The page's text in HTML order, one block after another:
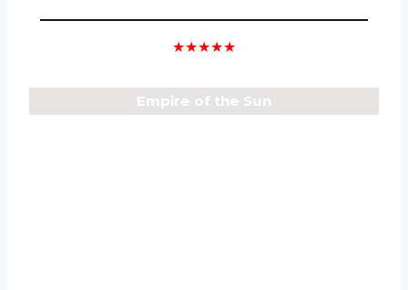
★★★★★
Empire of the Sun